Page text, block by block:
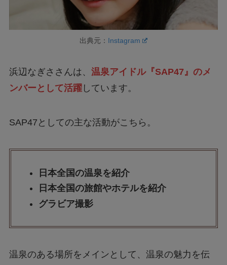
出典元： Instagram
浜辺なぎささんは、 温泉アイドル『SAP47』のメ
ンバーとして活躍しています。
SAP47としての主な活動がこちら。
日本全国の温泉を紹介
日本全国の旅館やホテルを紹介
グラビア撮影
温泉のある場所をメインとして、温泉の魅力を伝